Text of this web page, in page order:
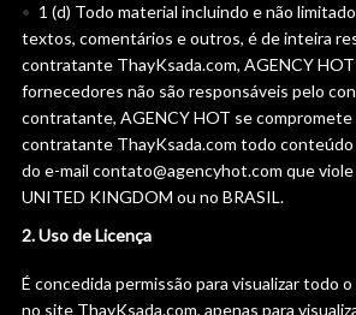
1 (d) Todo material incluindo e não
textos, comentários e outros, é de inteira
contratante ThayKsada.com, AGENCY
fornecedores não são responsáveis pelo
contratante, AGENCY HOT se compromete
contratante ThayKsada.com todo
do e-mail contato@agencyhot.com que viole
UNITED KINGDOM ou no BRASIL.
2. Uso de Licença
É concedida permissão para visualizar todo
no site ThayKsada.com, apenas para